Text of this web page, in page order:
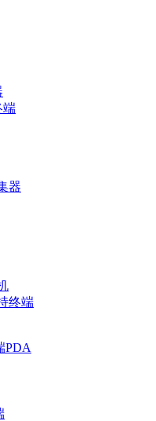
端
器
终端
PDA